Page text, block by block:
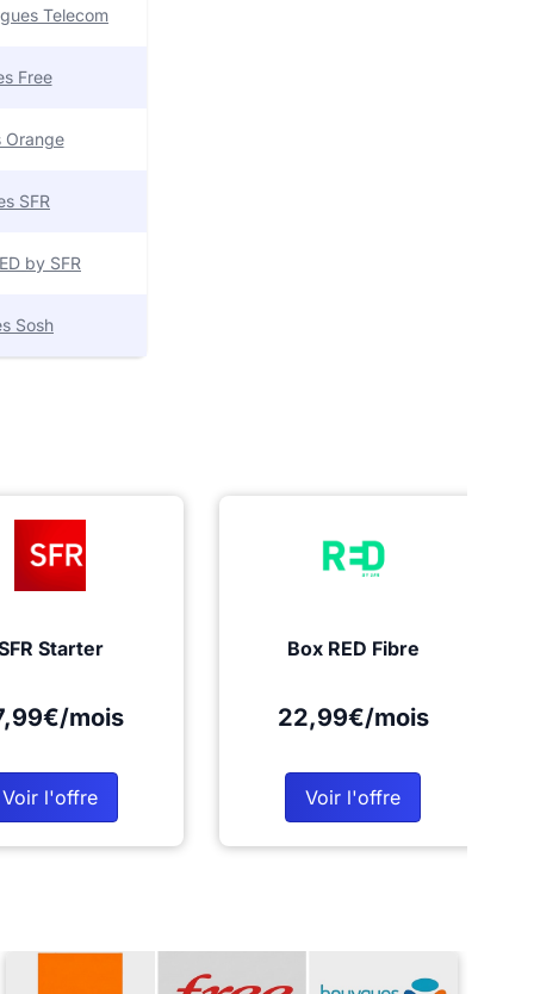
Telecom
Free
Orange
SFR
by SFR
Sosh
Starter
mois
Voir l'offre
Box RED Fibre
22,99€/mois
Voir l'offre